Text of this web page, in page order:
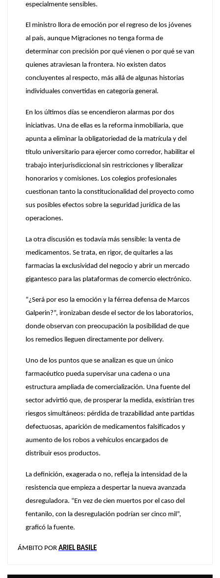
especialmente sensibles.
El ministro llora de emoción por el regreso de los jóvenes
al país, aunqueMigracionesno tenga forma de
determinar con precisión por qué vienen o por qué se van
quienes atraviesan la frontera. No existen datos
concluyentes al respecto, más allá de algunas historias
individuales convertidas en categoría general.
En los últimos días se encendieron alarmas por dos
iniciativas. Una de ellas es la reforma inmobiliaria, que
apunta a eliminar la obligatoriedad de la matrícula y del
título universitario para ejercer como corredor, habilitar el
trabajo interjurisdiccional sin restricciones y liberalizar
honorarios y comisiones. Los colegios profesionales
cuestionan tanto la constitucionalidad del proyecto como
sus posibles efectos sobre la seguridad jurídica de las
operaciones.
La otra discusión es todavía más sensible: la venta de
medicamentos. Se trata, en rigor, de quitarles a las
farmacias la exclusividad del negocio y abrir un mercado
gigantesco para las plataformas de comercio electrónico.
“¿Será por eso la emoción y la férrea defensa de Marcos
Galperin?”, ironizaban desde el sector de los laboratorios,
donde observan con preocupación la posibilidad de que
los remedios lleguen directamente por delivery.
Uno de los puntos que se analizan es que un único
farmacéutico pueda supervisar una cadena o una
estructura ampliada de comercialización. Una fuente del
sector advirtió que, de prosperar la medida, existirían tres
riesgos simultáneos: pérdida de trazabilidad ante partidas
defectuosas, aparición de medicamentos falsificados y
aumento de los robos a vehículos encargados de
distribuir esos productos.
La definición, exagerada o no, refleja la intensidad de la
resistencia que empieza a despertar la nueva avanzada
desreguladora. “En vez de cien muertos por el caso del
fentanilo, con la desregulación podrían ser cinco mil”,
graficó la fuente.
ÁMBITO POR ARIEL BASILE